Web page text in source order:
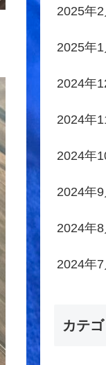
2025年2
2025年1
2024年
2024年
2024年
2024年9
2024年8
2024年7
カテ